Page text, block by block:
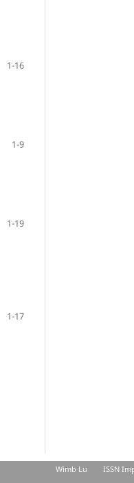
1-16
1-9
1-19
1-17
Wimb Lu ISSN